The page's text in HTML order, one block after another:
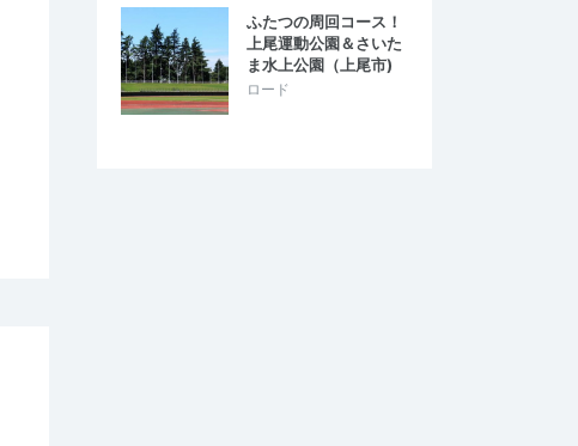
ふたつの周回コース！
上尾運動公園＆さいた
ま水上公園（上尾市)
ロード